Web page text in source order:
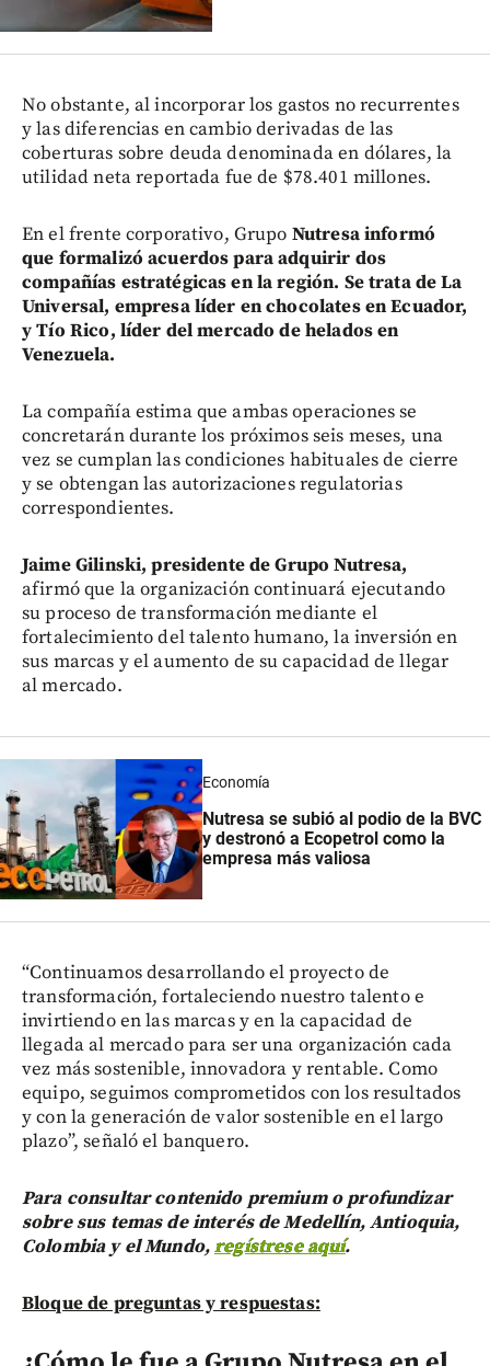
No obstante, al incorporar los gastos no recurrentes
y las diferencias en cambio derivadas de las
coberturas sobre deuda denominada en dólares, la
utilidad neta reportada fue de $78.401 millones.
En el frente corporativo, Grupo Nutresa informó
que formalizó acuerdos para adquirir dos
compañías estratégicas en la región. Se trata de La
Universal, empresa líder en chocolates en Ecuador,
y Tío Rico, líder del mercado de helados en
Venezuela.
La compañía estima que ambas operaciones se
concretarán durante los próximos seis meses, una
vez se cumplan las condiciones habituales de cierre
y se obtengan las autorizaciones regulatorias
correspondientes.
Jaime Gilinski, presidente de Grupo Nutresa,
afirmó que la organización continuará ejecutando
su proceso de transformación mediante el
fortalecimiento del talento humano, la inversión en
sus marcas y el aumento de su capacidad de llegar
al mercado.
Economía
Nutresa se subió al podio de la BVC
y destronó a Ecopetrol como la
empresa más valiosa
“Continuamos desarrollando el proyecto de
transformación, fortaleciendo nuestro talento e
invirtiendo en las marcas y en la capacidad de
llegada al mercado para ser una organización cada
vez más sostenible, innovadora y rentable. Como
equipo, seguimos comprometidos con los resultados
y con la generación de valor sostenible en el largo
plazo”, señaló el banquero.
Para consultar contenido premium o profundizar
sobre sus temas de interés de Medellín, Antioquia,
Colombia y el Mundo,regístrese aquí.
Bloque de preguntas y respuestas: